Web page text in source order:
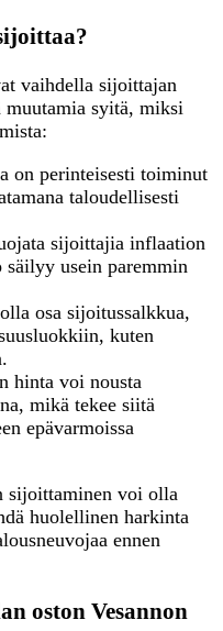
vaihdella sijoittajan
muutamia syitä, miksi
on perinteisesti toiminut
taloudellisesti
sijoittajia inflaation
usein paremmin
osa sijoitussalkkua,
kuten
hinta voi nousta
mikä tekee siitä
epävarmoissa
sijoittaminen voi olla
huolellinen harkinta
ennen
oston Vesannon